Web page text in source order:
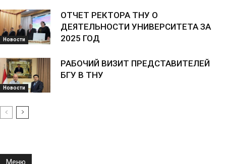
Новости
ОТЧЕТ РЕКТОРА ТНУ О
ДЕЯТЕЛЬНОСТИ УНИВЕРСИТЕТА ЗА
2025 ГОД
Новости
РАБОЧИЙ ВИЗИТ ПРЕДСТАВИТЕЛЕЙ
БГУ В ТНУ
Меню